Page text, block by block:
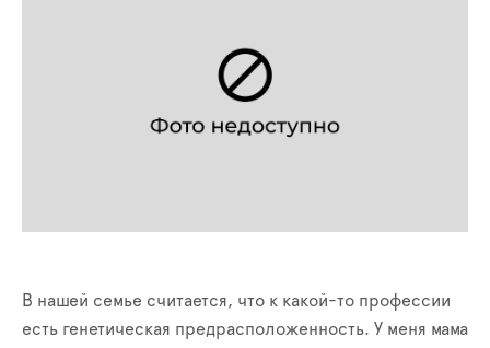
В нашей семье считается, что к какой-то профессии
есть генетическая предрасположенность. У меня мама